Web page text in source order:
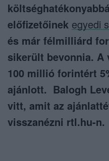
előfizetőinek egyedi
és már félmilliárd
sikerült bevonnia. A
100 millió forintért
ajánlott. Balogh
vitt, amit az
visszanézni rtl.hu-n.